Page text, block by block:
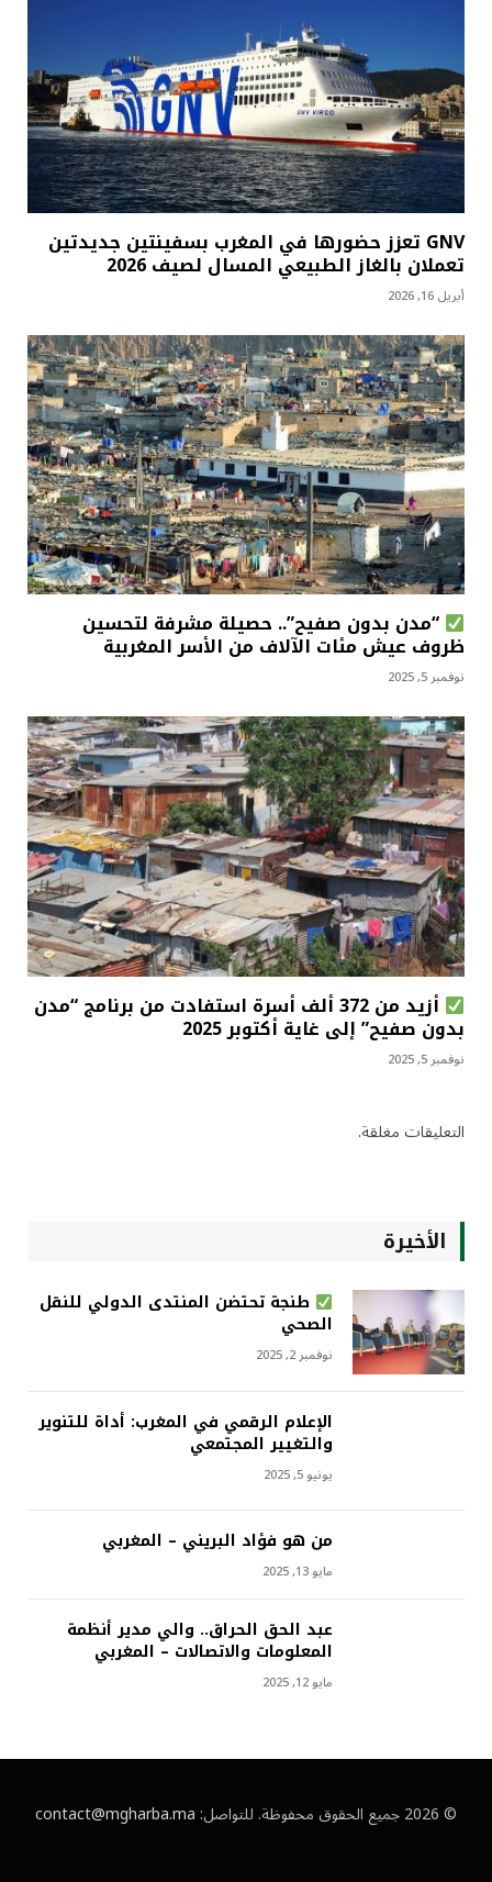
GNV تعزز حضورها في المغرب بسفينتين جديدتين
تعملان بالغاز الطبيعي المسال لصيف 2026
أبريل 16, 2026
“مدن بدون صفيح”.. حصيلة مشرفة لتحسين
ظروف عيش مئات الآلاف من الأسر المغربية
نوفمبر 5, 2025
أزيد من 372 ألف أسرة استفادت من برنامج “مدن
بدون صفيح” إلى غاية أكتوبر 2025
نوفمبر 5, 2025
التعليقات مغلقة.
الأخيرة
طنجة تحتضن المنتدى الدولي للنقل
الصحي
نوفمبر 2, 2025
الإعلام الرقمي في المغرب: أداة للتنوير
والتغيير المجتمعي
يونيو 5, 2025
من هو فؤاد البريني – المغربي
مايو 13, 2025
عبد الحق الحراق.. والي مدير أنظمة
المعلومات والاتصالات – المغربي
مايو 12, 2025
© 2026 جميع الحقوق محفوظة. للتواصل: contact@mgharba.ma